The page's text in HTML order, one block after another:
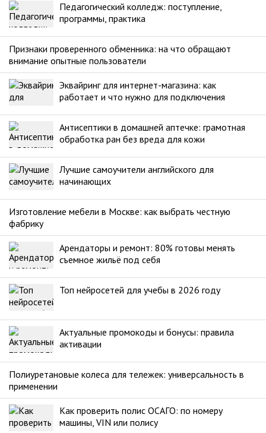
Педагогический колледж: поступление,
программы, практика
Признаки проверенного обменника: на что обращают
внимание опытные пользователи
Эквайринг для интернет-магазина: как
работает и что нужно для подключения
Антисептики в домашней аптечке: грамотная
обработка ран без вреда для кожи
Лучшие самоучители английского для
начинающих
Изготовление мебели в Москве: как выбрать честную
фабрику
Арендаторы и ремонт: 80% готовы менять
съемное жильё под себя
Топ нейросетей для учебы в 2026 году
Актуальные промокоды и бонусы: правила
активации
Полиуретановые колеса для тележек: универсальность в
применении
Как проверить полис ОСАГО: по номеру
машины, VIN или полису